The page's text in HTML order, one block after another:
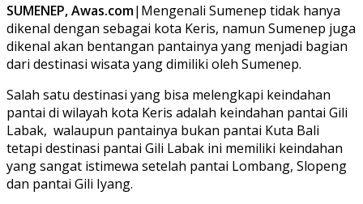
SUMENEP, Awas.com|Mengenali Sumenep tidak hanya
dikenal dengan sebagai kota Keris, namun Sumenep juga
dikenal akan bentangan pantainya yang menjadi bagian
dari destinasi wisata yang dimiliki oleh Sumenep.
Salah satu destinasi yang bisa melengkapi keindahan
pantai di wilayah kota Keris adalah keindahan pantai Gili
Labak, walaupun pantainya bukan pantai Kuta Bali
tetapi destinasi pantai Gili Labak ini memiliki keindahan
yang sangat istimewa setelah pantai Lombang, Slopeng
dan pantai Gili Iyang.